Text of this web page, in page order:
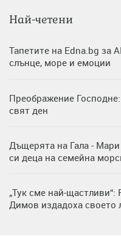
Най-четени
Тапетите на Edna.bg за
слънце, море и емоции
Преображение
свят ден
Дъщерята на Гала -
си деца на семейна
„Тук сме най-
Димов издадоха своето